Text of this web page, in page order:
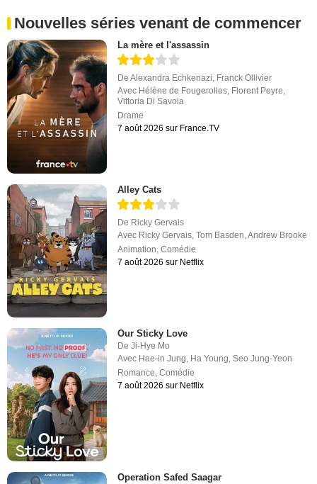
Nouvelles séries venant de commencer
La mère et l'assassin
DeAlexandra Echkenazi, Franck Ollivier
Avec Hélène de Fougerolles, Florent Peyre,
Vittoria Di Savoia
Drame
7 août 2026 sur France.TV
Alley Cats
De Ricky Gervais
Avec Ricky Gervais ,Tom Basden ,Andrew Brooke
Animation ,Comédie
7 août 2026 sur Netflix
Our Sticky Love
DeJi-Hye Mo
Avec Hae-in Jung, Ha Young,Seo Jung-Yeon
Romance,Comédie
7 août 2026 sur Netflix
Operation Safed Saagar